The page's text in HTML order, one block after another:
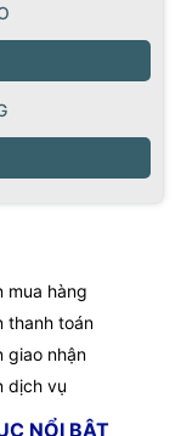
mua hàng
thanh toán
giao nhận
dịch vụ
NỔI BẬT